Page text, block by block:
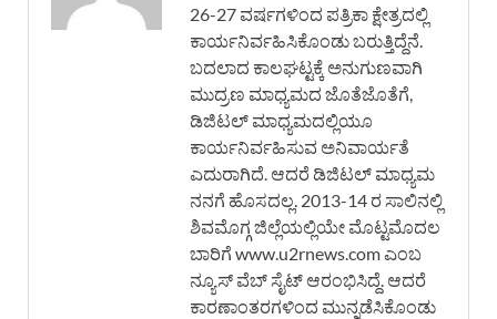
26-27 ವರ್ಷಗಳಿಂದ ಪತ್ರಿಕಾ ಕ್ಷೇತ್ರದಲ್ಲಿ
ಕಾರ್ಯನಿರ್ವಹಿಸಿಕೊಂಡು ಬರುತ್ತಿದ್ದೆನೆ.
ಬದಲಾದ ಕಾಲಘಟ್ಟಕ್ಕೆ ಅನುಗುಣವಾಗಿ
ಮುದ್ರಣ ಮಾಧ್ಯಮದ ಜೊತೆಜೊತೆಗೆ,
ಡಿಜಿಟಲ್ ಮಾಧ್ಯಮದಲ್ಲಿಯೂ
ಕಾರ್ಯನಿರ್ವಹಿಸುವ ಅನಿವಾರ್ಯತೆ
ಎದುರಾಗಿದೆ. ಆದರೆ ಡಿಜಿಟಲ್ ಮಾಧ್ಯಮ
ನನಗೆ ಹೊಸದಲ್ಲ. 2013-14 ರ ಸಾಲಿನಲ್ಲಿ
ಶಿವಮೊಗ್ಗ ಜಿಲ್ಲೆಯಲ್ಲಿಯೇ ಮೊಟ್ಟಮೊದಲ
ಬಾರಿಗೆ www.u2rnews.com ಎಂಬ
ನ್ಯೂಸ್ ವೆಬ್ ಸೈಟ್ ಆರಂಭಿಸಿದ್ದೆ. ಆದರೆ
ಕಾರಣಾಂತರಗಳಿಂದ ಮುನ್ನಡೆಸಿಕೊಂಡು